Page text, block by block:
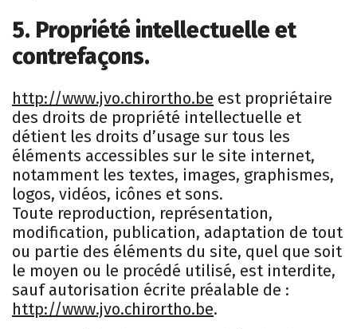
5. Propriété intellectuelle et
contrefaçons.
http://www.jvo.chirortho.be est propriétaire
des droits de propriété intellectuelle et
détient les droits d’usage sur tous les
éléments accessibles sur le site internet,
notamment les textes, images, graphismes,
logos, vidéos, icônes et sons.
Toute reproduction, représentation,
modification, publication, adaptation de tout
ou partie des éléments du site, quel que soit
le moyen ou le procédé utilisé, est interdite,
sauf autorisation écrite préalable de :
http://www.jvo.chirortho.be.